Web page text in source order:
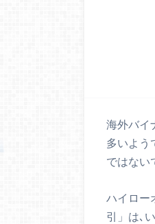
海外バイ
多いよう
ではない
ハイロー
引」は､